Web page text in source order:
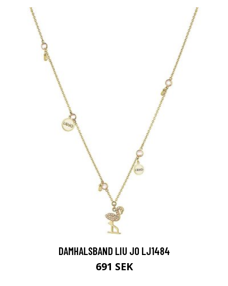
DAMHALSBAND LIU JO LJ1484
691 SEK